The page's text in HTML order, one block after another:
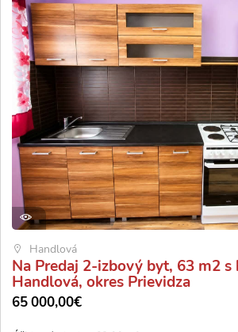
Handlová
Na Predaj 2-izbový byt, 63 m2 s
Handlová, okres Prievidza
65 000,00€